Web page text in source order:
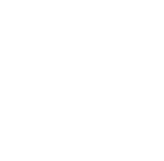
lass dich ordentlich feiern! Hab einen